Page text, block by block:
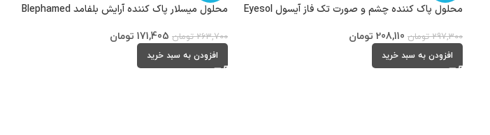
محلول پاک کننده چشم و صورت تک فاز آیسول Eyesol
297,300 تومان 208,110 تومان
افزودن به سبد خرید
محلول میسلار پاک کننده آرایش بلفامد Blephamed
263,700 تومان 171,405 تومان
افزودن به سبد خرید